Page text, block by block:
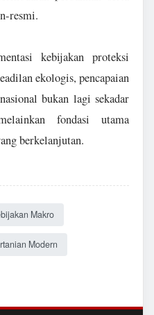
resmi.
kebijakan proteksi
ekologis, pencapaian
bukan lagi sekadar
fondasi utama
berkelanjutan.
Makro
Modern